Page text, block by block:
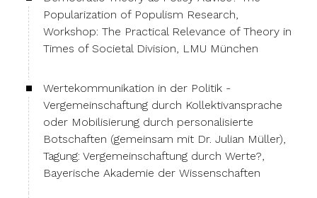
Popularization of Populism Research,
Workshop: The Practical Relevance of Theory in
Times of Societal Division, LMU München
Wertekommunikation in der Politik -
Vergemeinschaftung durch Kollektivansprache
oder Mobilisierung durch personalisierte
Botschaften (gemeinsam mit Dr. Julian Müller),
Tagung: Vergemeinschaftung durch Werte?,
Bayerische Akademie der Wissenschaften